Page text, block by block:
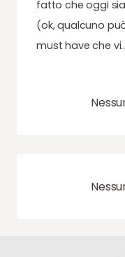
fatto che oggi
(ok, qualcuno
must have che